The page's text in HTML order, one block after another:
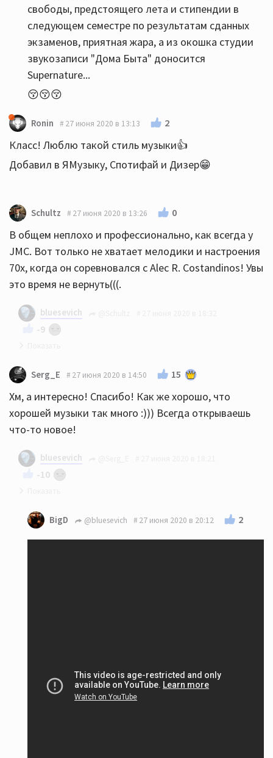
свободы, предстоящего лета и стипендии в
следующем семестре по результатам сданных
экзаменов, приятная жара, а из окошка студии
звукозаписи "Дома Быта" доносится
Supernаture...
😚😚😚
Ronin 27 июня 2020 в 13:13 2
Класс! Люблю такой стиль музыки👍
Добавил в ЯМузыку, Спотифай и Дизер😁
Schultz 27 июня 2020 в 13:26 0
В общем неплохо и профессионально, как всегда у
JMC. Вот только не хватает мелодики и настроения
70х, когда он соревновался с Alec R. Costandinos! Увы
это время не вернуть(((.
bluesevich
-9
Ну не знаю... Меня вот сразу торкнуло и унесло в
77 год :)) Особенно живой ударник:))
Serg_E 27 июня 2020 в 14:50 15
Хм, а интересно! Спасибо! Как же хорошо, что
хорошей музыки так много :))) Всегда открываешь
что-то новое!
bluesevich
-10
На здоровье!
BigD @bluesevich 27 июня 2020 в 20:12 2